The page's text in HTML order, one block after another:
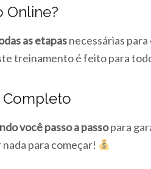
Online?
as etapasnecessárias
treinamento é feito para
Completo
você passo a passopara
para começar!